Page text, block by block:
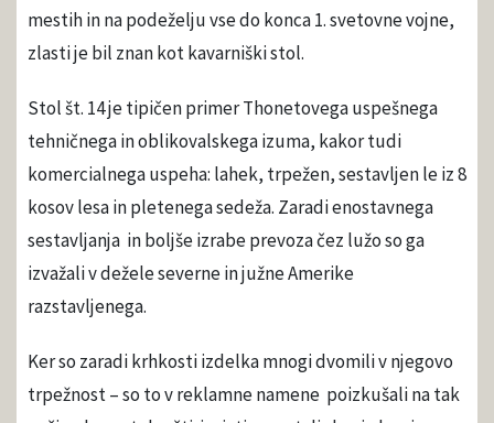
mestih in na podeželju vse do konca 1. svetovne vojne,
zlasti je bil znan kot kavarniški stol.
Stol št. 14 je tipičen primer Thonetovega uspešnega
tehničnega in oblikovalskega izuma, kakor tudi
komercialnega uspeha: lahek, trpežen, sestavljen le iz 8
kosov lesa in pletenega sedeža. Zaradi enostavnega
sestavljanja in boljše izrabe prevoza čez lužo so ga
izvažali v dežele severne in južne Amerike
razstavljenega.
Ker so zaradi krhkosti izdelka mnogi dvomili v njegovo
trpežnost – so to v reklamne namene poizkušali na tak